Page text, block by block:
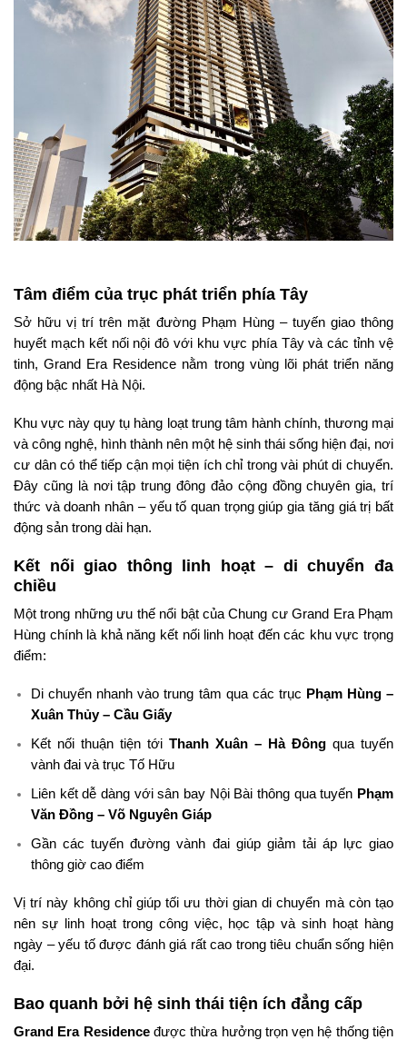
Tâm điểm của trục phát triển phía Tây
Sở hữu vị trí trên mặt đường Phạm Hùng – tuyến giao thông
huyết mạch kết nối nội đô với khu vực phía Tây và các tỉnh vệ
tinh,Grand Era Residence nằm trong vùng lõi phát triển năng
động bậc nhất Hà Nội.
Khu vực này quy tụ hàng loạt trung tâm hành chính, thương mại
và công nghệ, hình thành nên một hệ sinh thái sống hiện đại, nơi
cư dân có thể tiếp cận mọi tiện ích chỉ trong vài phút di chuyển.
Đây cũng là nơi tập trung đông đảo cộng đồng chuyên gia, trí
thức và doanh nhân – yếu tố quan trọng giúp gia tăng giá trị bất
động sản trong dài hạn.
Kết nối giao thông linh hoạt – di chuyển đa
chiều
Một trong những ưu thế nổi bật của Chung cư Grand Era Phạm
Hùng chính là khả năng kết nối linh hoạt đến các khu vực trọng
điểm:
Di chuyển nhanh vào trung tâm qua các trục Phạm Hùng –
Xuân Thủy – Cầu Giấy
Kết nối thuận tiện tớiThanh Xuân – Hà Đông qua tuyến
vành đai và trục Tố Hữu
Liên kết dễ dàng với sân bay Nội Bài thông qua tuyến Phạm
Văn Đồng – Võ Nguyên Giáp
Gần các tuyến đường vành đai giúp giảm tải áp lực giao
thông giờ cao điểm
Vị trí này không chỉ giúp tối ưu thời gian di chuyển mà còn tạo
nên sự linh hoạt trong công việc, học tập và sinh hoạt hàng
ngày – yếu tố được đánh giá rất cao trong tiêu chuẩn sống hiện
đại.
Bao quanh bởi hệ sinh thái tiện ích đẳng cấp
Grand Era Residenceđược thừa hưởng trọn vẹn hệ thống tiện